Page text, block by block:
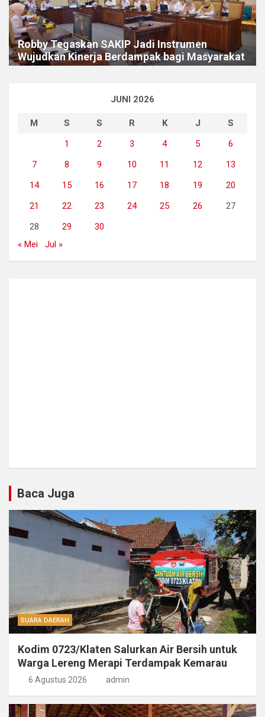
Robby Tegaskan SAKIP Jadi Instrumen
Wujudkan Kinerja Berdampak bagi Masyarakat
JUNI 2026
M S S R K J
S
1
2 3 4 5
6
7
8 9 10 11 12
13
14
15 16 17 18 19
20
21
22 23 24 25 26
27
28
29
30
« Mei
Jul »
Baca Juga
SUARA DAERAH
Kodim 0723/Klaten Salurkan Air Bersih untuk
Warga Lereng Merapi Terdampak Kemarau
6 Agustus 2026 admin